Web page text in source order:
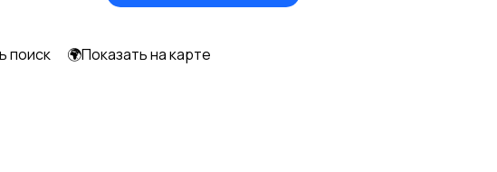
поиск 🌍Показать на карте